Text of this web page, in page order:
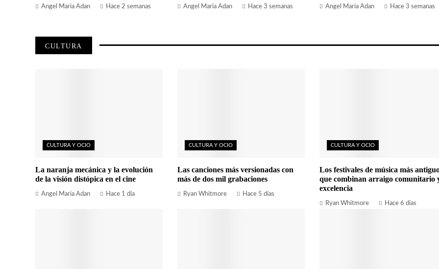
Angel Maria Adan Hace 2 semanas Angel Maria Adan Hace 3 semanas Angel Maria Adan Hace 3 semanas
CULTURA
CULTURA Y OCIO
La naranja mecánica y la evolución
de la visión distópica en el cine
Angel Maria Adan Hace 1 día
CULTURA Y OCIO
Las canciones más versionadas con
más de dos mil grabaciones
Ryan Whitmore Hace 5 días
CULTURA Y OCIO
Los festivales de música más
que combinan arraigo comunitario
excelencia
Ryan Whitmore Hace 6 días